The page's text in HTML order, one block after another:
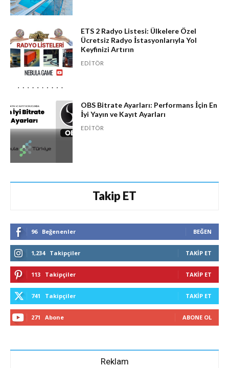
ETS 2 Radyo Listesi: Ülkelere Özel
Ücretsiz Radyo İstasyonlarıyla Yol
Keyfinizi Artırın
EDITÖR
OBS Bitrate Ayarları: Performans İçin En
İyi Yayın ve Kayıt Ayarları
EDITÖR
Takip ET
96 Beğenenler BEĞEN
1,234 Takipçiler TAKIP ET
113 Takipçiler TAKIP ET
741 Takipçiler TAKIP ET
271 Abone ABONE OL
Reklam